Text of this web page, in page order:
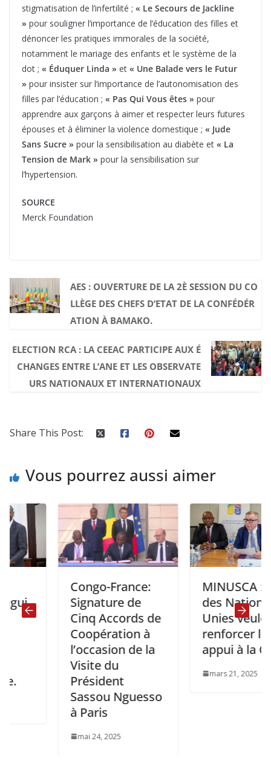
stigmatisation de l’infertilité ; « Le Secours de Jackline
» pour souligner l’importance de l’éducation des filles et
dénoncer les pratiques immorales de la société,
notamment le mariage des enfants et le système de la
dot ; « Éduquer Linda » et « Une Balade vers le Futur
» pour insister sur l’importance de l’autonomisation des
filles par l’éducation ; « Pas Qui Vous êtes » pour
apprendre aux garçons à aimer et respecter leurs futures
épouses et à éliminer la violence domestique ; « Jude
Sans Sucre » pour la sensibilisation au diabète et « La
Tension de Mark » pour la sensibilisation sur
l’hypertension.
SOURCE
Merck Foundation
AES : OUVERTURE DE LA 2È SESSION DU CO
LLÈGE DES CHEFS D’ETAT DE LA CONFÉDÉR
ATION À BAMAKO.
ELECTION RCA : LA CEEAC PARTICIPE AUX É
CHANGES ENTRE L’ANE ET LES OBSERVATE
URS NATIONAUX ET INTERNATIONAUX
Share This Post:
Vous pourrez aussi aimer
Congo-France:
Signature de
Cinq Accords de
Coopération à
l’occasion de la
Visite du
Président
Sassou Nguesso
à Paris
mai 24, 2025
MINUSCA : Les
des Nations-
Unies veulent
renforcer leur
appui à la CPS
mars 21, 2025